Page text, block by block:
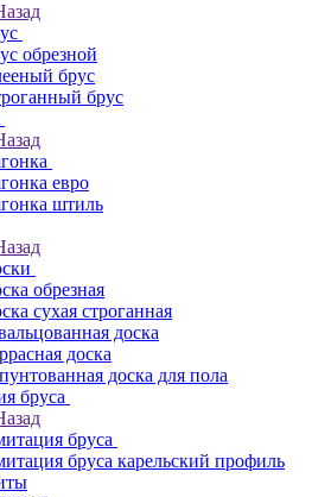
обрезной
брус
брус
евро
штиль
обрезная
сухая строганная
доска
доска
доска для пола
бруса
бруса
бруса карельский профиль